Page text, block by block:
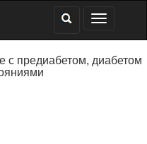
с предиабетом, диабетом